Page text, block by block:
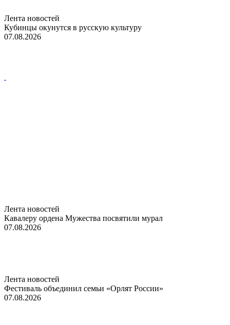
Лента новостей
Кубинцы окунутся в русскую культуру
07.08.2026
Лента новостей
Кавалеру ордена Мужества посвятили мурал
07.08.2026
Лента новостей
Фестиваль объединил семьи «Орлят России»
07.08.2026